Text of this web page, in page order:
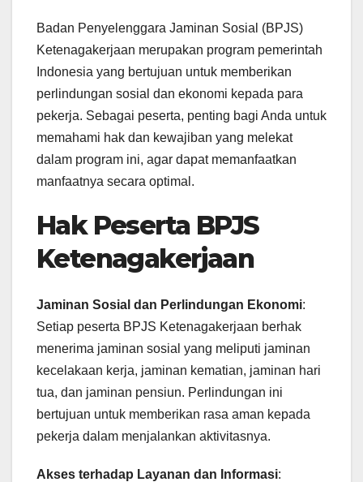
Badan Penyelenggara Jaminan Sosial (BPJS)
Ketenagakerjaan merupakan program pemerintah
Indonesia yang bertujuan untuk memberikan
perlindungan sosial dan ekonomi kepada para
pekerja. Sebagai peserta, penting bagi Anda untuk
memahami hak dan kewajiban yang melekat
dalam program ini, agar dapat memanfaatkan
manfaatnya secara optimal.
Hak Peserta BPJS
Ketenagakerjaan
Jaminan Sosial dan Perlindungan Ekonomi:
Setiap peserta BPJS Ketenagakerjaan berhak
menerima jaminan sosial yang meliputi jaminan
kecelakaan kerja, jaminan kematian, jaminan hari
tua, dan jaminan pensiun. Perlindungan ini
bertujuan untuk memberikan rasa aman kepada
pekerja dalam menjalankan aktivitasnya.
Akses terhadap Layanan dan Informasi: